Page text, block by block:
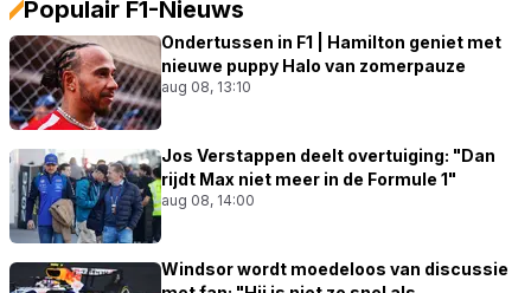
Populair F1-Nieuws
Ondertussen in F1 | Hamilton geniet met
nieuwe puppy Halo van zomerpauze
aug 08, 13:10
Jos Verstappen deelt overtuiging: "Dan
rijdt Max niet meer in de Formule 1"
aug 08, 14:00
Windsor wordt moedeloos van discussie